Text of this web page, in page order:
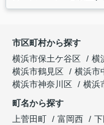
市区町村から探す
横浜市保土ケ谷区
横
横浜市鶴見区
横浜市
横浜市神奈川区
横浜
町名から探す
上菅田町
富岡西